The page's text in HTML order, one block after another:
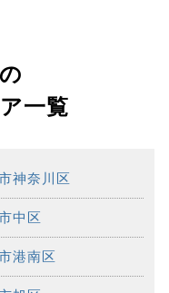
一覧
神奈川区
中区
港南区